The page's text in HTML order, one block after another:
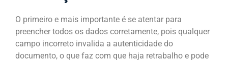
O primeiro e mais importante é se atentar para
preencher todos os dados corretamente, pois qualquer
campo incorreto invalida a autenticidade do
documento, o que faz com que haja retrabalho e pode